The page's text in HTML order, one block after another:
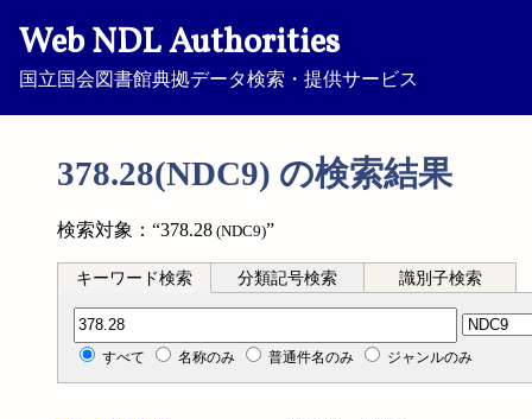
Web NDL Authorities
国立国会図書館典拠データ検索・提供サービス
378.28(NDC9) の検索結果
検索対象：“378.28 (NDC9)”
キーワード検索 分類記号検索 識別子検索
分類記号検索
すべて 名称のみ 普通件名のみ ジャンルのみ